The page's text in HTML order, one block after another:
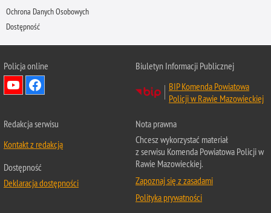
Ochrona Danych Osobowych
Dostępność
Policja online
Biuletyn Informacji Publicznej
BIP Komenda Powiatowa
Policji w Rawie Mazowieckiej
Redakcja serwisu
Kontakt z redakcją
Dostępność
Deklaracja dostępności
Nota prawna
Chcesz wykorzystać materiał
z serwisu Komenda Powiatowa Policji w
Rawie Mazowieckiej.
Zapoznaj się z zasadami
Polityka prywatności